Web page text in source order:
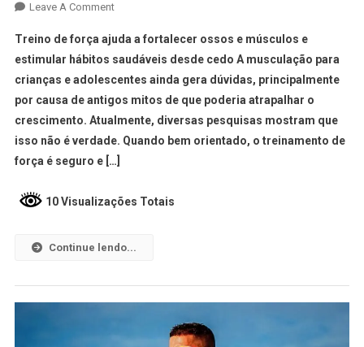
Leave A Comment
Treino de força ajuda a fortalecer ossos e músculos e
estimular hábitos saudáveis desde cedo A musculação para
crianças e adolescentes ainda gera dúvidas, principalmente
por causa de antigos mitos de que poderia atrapalhar o
crescimento. Atualmente, diversas pesquisas mostram que
isso não é verdade. Quando bem orientado, o treinamento de
força é seguro e […]
10 Visualizações Totais
Continue lendo...